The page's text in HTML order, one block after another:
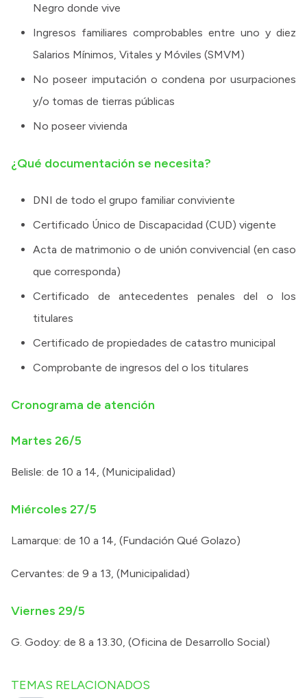
Negro donde vive
Ingresos familiares comprobables entre uno y diez
Salarios Mínimos, Vitales y Móviles (SMVM)
No poseer imputación o condena por usurpaciones
y/o tomas de tierras públicas
No poseer vivienda
¿Qué documentación se necesita?
DNI de todo el grupo familiar conviviente
Certificado Único de Discapacidad (CUD) vigente
Acta de matrimonio o de unión convivencial (en caso
que corresponda)
Certificado de antecedentes penales del o los
titulares
Certificado de propiedades de catastro municipal
Comprobante de ingresos del o los titulares
Cronograma de atención
Martes 26/5
Belisle: de 10 a 14, (Municipalidad)
Miércoles 27/5
Lamarque: de 10 a 14, (Fundación Qué Golazo)
Cervantes: de 9 a 13, (Municipalidad)
Viernes 29/5
G. Godoy: de 8 a 13.30, (Oficina de Desarrollo Social)
TEMAS RELACIONADOS